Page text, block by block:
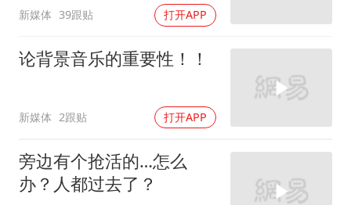
新媒体 39跟贴 打开APP
论背景音乐的重要性！！
新媒体 2跟贴 打开APP
旁边有个抢活的…怎么
办？人都过去了？